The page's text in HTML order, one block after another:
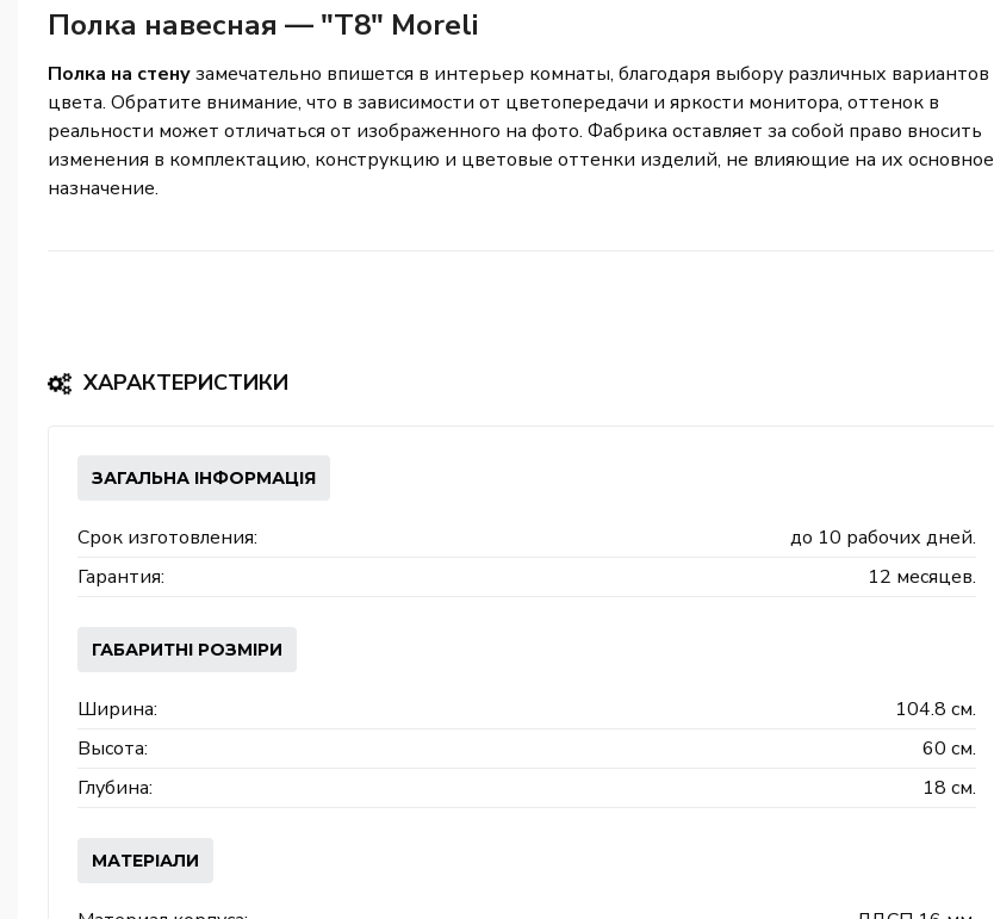
Полка навесная — "Т8" Moreli
Полка на стенузамечательно впишется в интерьер комнаты, благодаря выбору различных вариантов
цвета. Обратите внимание, что в зависимости от цветопередачи и яркости монитора, оттенок в
реальности может отличаться от изображенного на фото. Фабрика оставляет за собой право вносить
изменения в комплектацию, конструкцию и цветовые оттенки изделий, не влияющие на их основное
назначение.
ХАРАКТЕРИСТИКИ
ЗАГАЛЬНА ІНФОРМАЦІЯ
Срок изготовления:
до 10 рабочих дней.
Гарантия:
12 месяцев.
ГАБАРИТНІ РОЗМІРИ
Ширина:
104.8 см.
Высота:
60 см.
Глубина:
18 см.
МАТЕРІАЛИ